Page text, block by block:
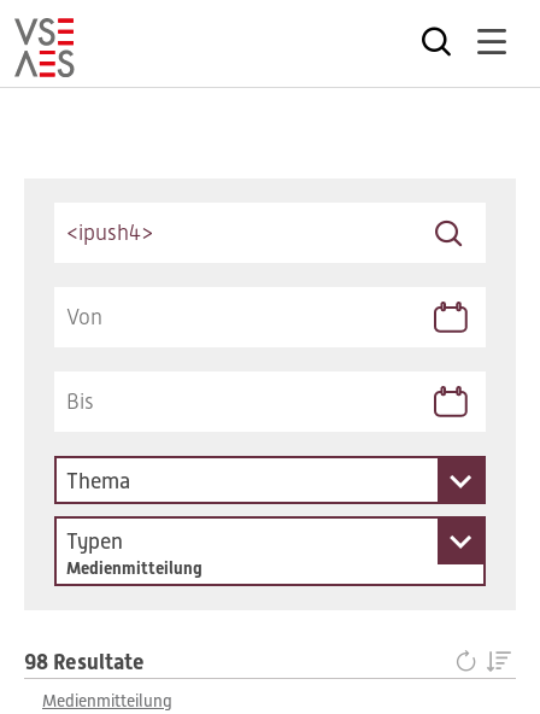
Thema
Typen
Medienmitteilung
98 Resultate
Medienmitteilung